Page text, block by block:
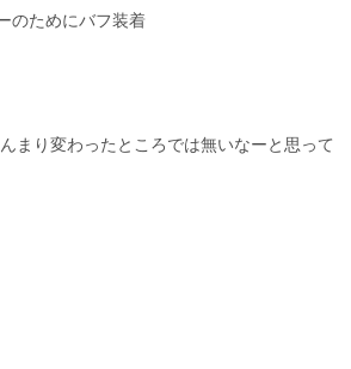
のためにバフ装着
まり変わったところでは無いなーと思って